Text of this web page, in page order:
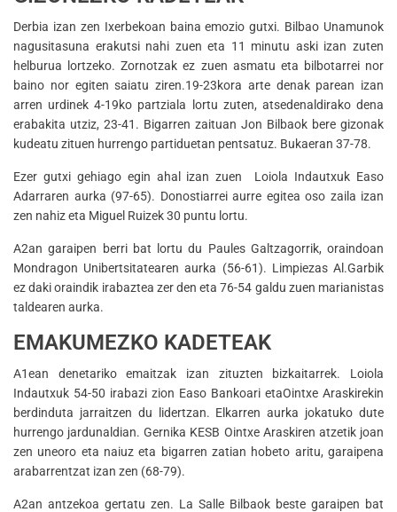
Derbia izan zen Ixerbekoan baina emozio gutxi. Bilbao Unamunok
nagusitasuna erakutsi nahi zuen eta 11 minutu aski izan zuten
helburua lortzeko. Zornotzak ez zuen asmatu eta bilbotarrei nor
baino nor egiten saiatu ziren.19-23kora arte denak parean izan
arren urdinek 4-19ko partziala lortu zuten, atsedenaldirako dena
erabakita utziz, 23-41. Bigarren zaituan Jon Bilbaok bere gizonak
kudeatu zituen hurrengo partiduetan pentsatuz. Bukaeran 37-78.
Ezer gutxi gehiago egin ahal izan zuen Loiola Indautxuk Easo
Adarraren aurka (97-65). Donostiarrei aurre egitea oso zaila izan
zen nahiz eta Miguel Ruizek 30 puntu lortu.
A2an garaipen berri bat lortu du Paules Galtzagorrik, oraindoan
Mondragon Unibertsitatearen aurka (56-61). Limpiezas Al.Garbik
ez daki oraindik irabaztea zer den eta 76-54 galdu zuen marianistas
taldearen aurka.
EMAKUMEZKO KADETEAK
A1ean denetariko emaitzak izan zituzten bizkaitarrek. Loiola
Indautxuk 54-50 irabazi zion Easo Bankoari etaOintxe Araskirekin
berdinduta jarraitzen du lidertzan. Elkarren aurka jokatuko dute
hurrengo jardunaldian. Gernika KESB Ointxe Araskiren atzetik joan
zen uneoro eta naiuz eta bigarren zatian hobeto aritu, garaipena
arabarrentzat izan zen (68-79).
A2an antzekoa gertatu zen. La Salle Bilbaok beste garaipen bat